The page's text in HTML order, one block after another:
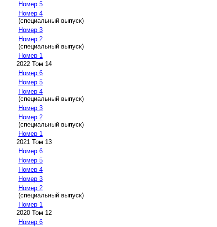
Номер 5
Номер 4
(специальный выпуск)
Номер 3
Номер 2
(специальный выпуск)
Номер 1
2022 Том 14
Номер 6
Номер 5
Номер 4
(специальный выпуск)
Номер 3
Номер 2
(специальный выпуск)
Номер 1
2021 Том 13
Номер 6
Номер 5
Номер 4
Номер 3
Номер 2
(специальный выпуск)
Номер 1
2020 Том 12
Номер 6